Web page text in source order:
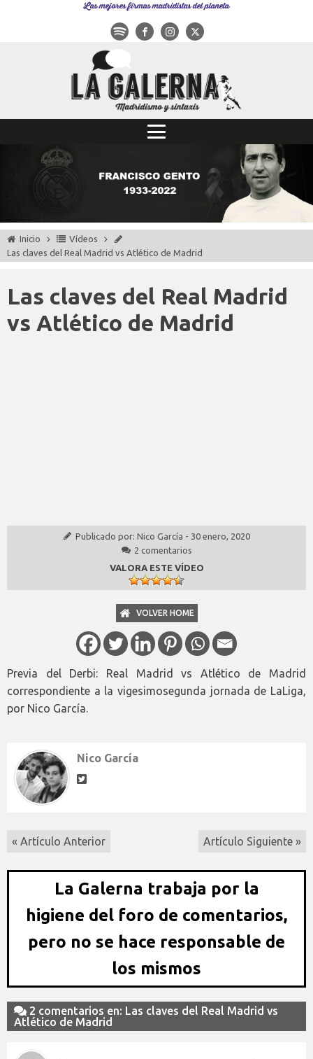
Las mejores firmas madridistas del planeta
Inicio
Vídeos
Las claves del Real Madrid vs Atlético de Madrid
Las claves del Real Madrid
vs Atlético de Madrid
Publicado por: Nico García - 30 enero, 2020
2 comentarios
VALORA ESTE VÍDEO
VOLVER HOME
Previa del Derbi: Real Madrid vs Atlético de Madrid
correspondiente a la vigesimosegunda jornada de LaLiga,
por Nico García.
Nico García
« Artículo Anterior Artículo Siguiente »
La Galerna trabaja por la
higiene del foro de comentarios,
pero no se hace responsable de
los mismos
2 comentarios en: Las claves del Real Madrid vs
Atlético de Madrid